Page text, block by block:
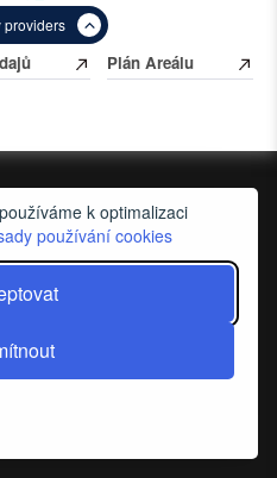
k optimalizaci
používání cookies
providers
Plán Areálu